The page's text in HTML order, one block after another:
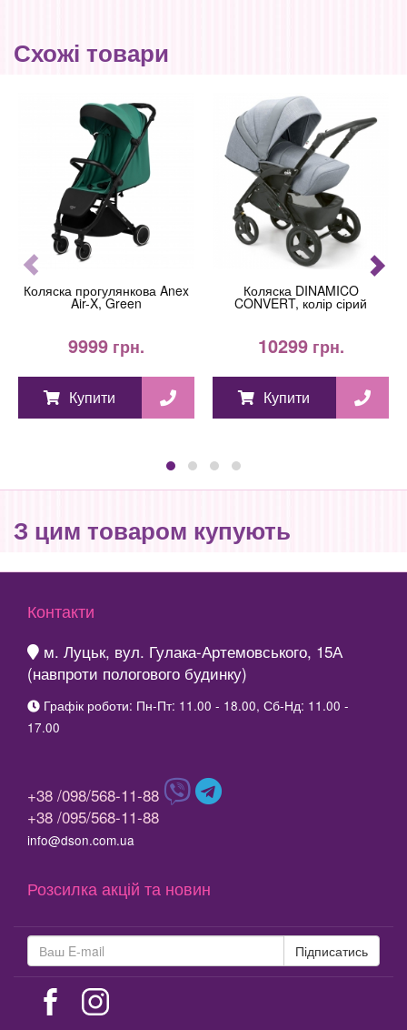
Схожі товари
Коляска прогулянкова Anex
Air-X, Green
9999 грн.
Купити
Коляска DINAMICO
CONVERT, колір сірий
10299грн.
Купити
З цим товаром купують
Контакти
м. Луцьк, вул. Гулака-Артемовського, 15А
(навпроти пологового будинку)
Графік роботи: Пн-Пт: 11.00 - 18.00, Сб-Нд: 11.00 -
17.00
+38 /098/568-11-88
+38 /095/568-11-88
info@dson.com.ua
Розсилка акцій та новин
Підписатись